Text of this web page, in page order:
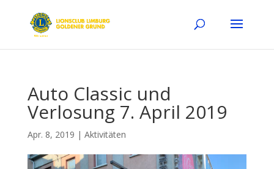
Auto Classic und
Verlosung 7. April 2019
Apr. 8, 2019 | Aktivitäten